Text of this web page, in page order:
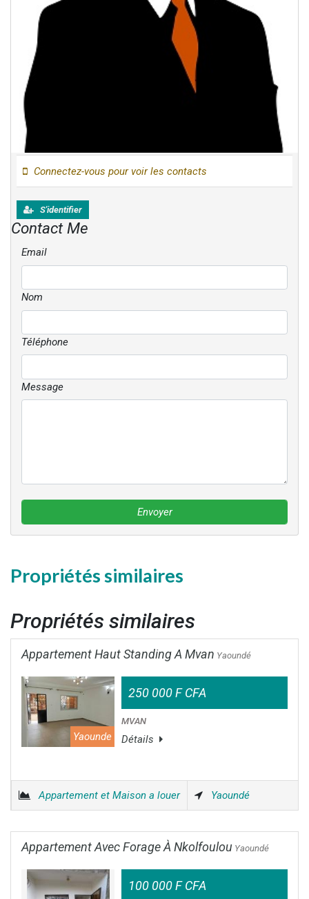
Connectez-vous pour voir les contacts
S'identifier
Contact Me
Email
Nom
Téléphone
Message
Envoyer
Propriétés similaires
Propriétés similaires
Appartement Haut Standing A Mvan Yaoundé
Yaounde
250 000 F CFA
MVAN
Détails
Appartement et Maison a louer Yaoundé
Appartement Avec Forage À Nkolfoulou Yaoundé
100 000 F CFA